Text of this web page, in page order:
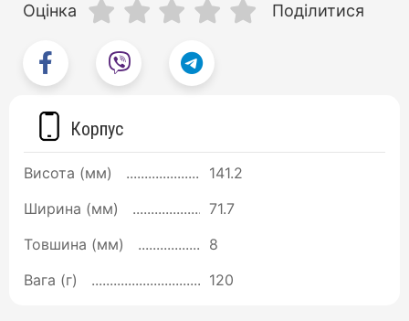
Оцінка Поділитися
Корпус
Висота (мм)
141.2
Ширина (мм)
71.7
Товшина (мм)
8
Вага (г)
120